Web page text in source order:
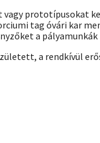
prototípusokat
tag óvári kar
a
a rendkívül